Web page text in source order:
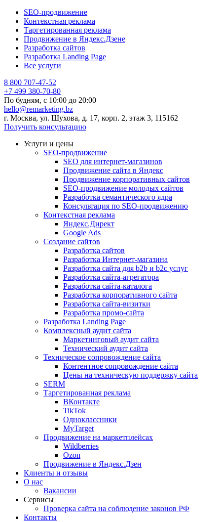
SEO-продвижение
Контекстная реклама
Таргетированная реклама
Продвижение в Яндекс.Дзене
Разработка сайтов
Разработка Landing Page
Все услуги
8 800 707-47-52
+7 499 380-70-80
По будням, с 10:00 до 20:00
hello@remarketing.bz
г. Москва, ул. Шухова, д. 17, корп. 2, этаж 3, 115162
Получить консультацию
Услуги и цены
SEO-продвижение
SEO для интернет-магазинов
Продвижение сайта в Яндекс
Продвижение корпоративных сайтов
SEO-продвижение молодых сайтов
Разработка семантического ядра
Консультация по SEO-продвижению
Контекстная реклама
Яндекс.Директ
Google Ads
Создание сайтов
Разработка сайтов
Разработка Интернет-магазина
Разработка сайта для b2b и b2c услуг
Разработка сайта-агрегатора
Разработка сайта-каталога
Разработка корпоративного сайта
Разработка сайта-визитки
Разработка промо-сайта
Разработка Landing Page
Комплексный аудит сайта
Маркетинговый аудит сайта
Технический аудит сайта
Техническое сопровождение сайта
Контентное сопровождение сайта
Цены на техническую поддержку сайта
SERM
Таргетированная реклама
ВКонтакте
TikTok
Одноклассники
MyTarget
Продвижение на маркетплейсах
Wildberries
Ozon
Продвижение в Яндекс.Дзен
Клиенты и отзывы
О нас
Вакансии
Сервисы
Проверка сайта на соблюдение законов РФ
Контакты